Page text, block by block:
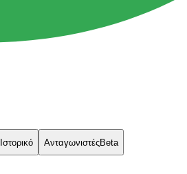
Ιστορικό ΑνταγωνιστέςBeta